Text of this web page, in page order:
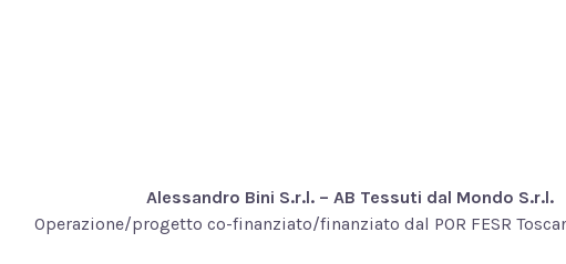
Alessandro Bini S.r.l. – AB Tessuti dal Mondo S.r.l.
Operazione/progetto co-finanziato/finanziato dal POR FESR